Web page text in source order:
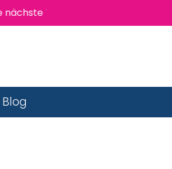
TopJob Messe findet am
Blog